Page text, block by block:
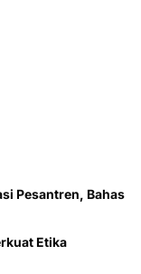
Pesantren, Bahas
Etika